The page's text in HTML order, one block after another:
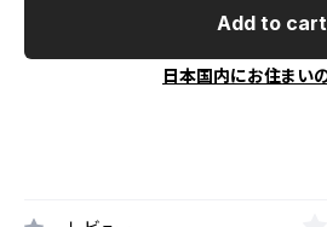
Add to cart
日本国内にお住まい